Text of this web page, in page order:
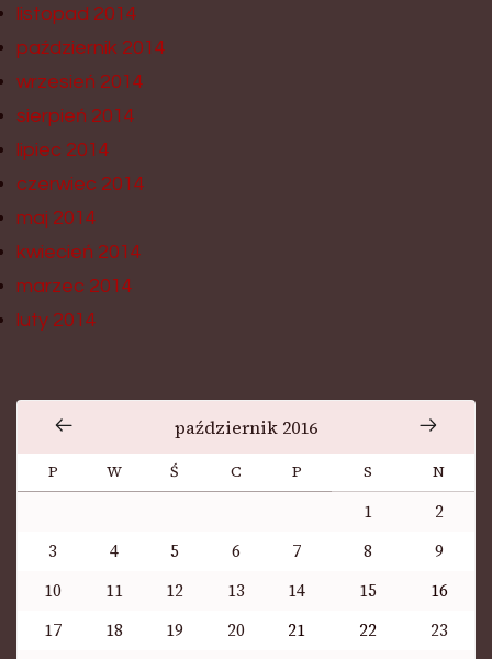
listopad 2014
październik 2014
wrzesień 2014
sierpień 2014
lipiec 2014
czerwiec 2014
maj 2014
kwiecień 2014
marzec 2014
luty 2014
październik 2016
P W Ś C P S N
1
2
3
4 5 6 7 8
9
10
11 12 13 14 15
16
17
18 19 20 21 22
23